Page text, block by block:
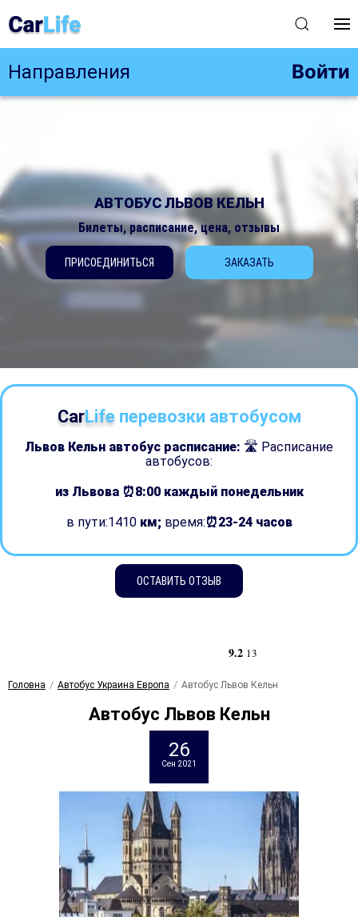
Направления Войти
АВТОБУС ЛЬВОВ КЕЛЬН
Билеты, расписание, цена, отзывы
ПРИСОЕДИНИТЬСЯ ЗАКАЗАТЬ
CarLifeперевозки автобусом
Львов Кельн автобус расписание: 🛣 Расписание
автобусов:
из Львова ⏰8:00 каждый понедельник
в пути:1410км; время:⏰23-24 часов
ОСТАВИТЬ ОТЗЫВ
9.2 13
Головна Автобус Украина Европа Автобус Львов Кельн
Автобус Львов Кельн
26
Сен 2021